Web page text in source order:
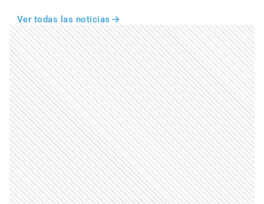
Ver todas las noticias